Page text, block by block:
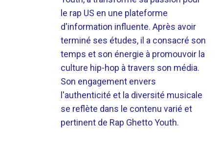
le rap US en une plateforme
d'information influente. Après avoir
terminé ses études, il a consacré son
temps et son énergie à promouvoir la
culture hip-hop à travers son média.
Son engagement envers
l'authenticité et la diversité musicale
se reflète dans le contenu varié et
pertinent de Rap Ghetto Youth.